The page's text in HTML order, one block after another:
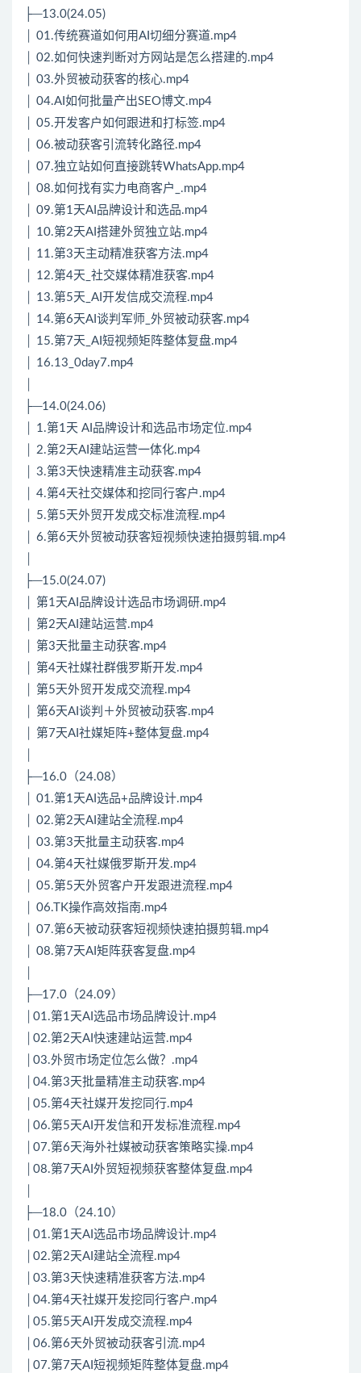
├─13.0(24.05)
│ 01.传统赛道如何用AI切细分赛道.mp4
│ 02.如何快速判断对方网站是怎么搭建的.mp4
│ 03.外贸被动获客的核心.mp4
│ 04.AI如何批量产出SEO博文.mp4
│ 05.开发客户如何跟进和打标签.mp4
│ 06.被动获客引流转化路径.mp4
│ 07.独立站如何直接跳转WhatsApp.mp4
│ 08.如何找有实力电商客户_.mp4
│ 09.第1天AI品牌设计和选品.mp4
│ 10.第2天AI搭建外贸独立站.mp4
│ 11.第3天主动精准获客方法.mp4
│ 12.第4天_社交媒体精准获客.mp4
│ 13.第5天_AI开发信成交流程.mp4
│ 14.第6天AI谈判军师_外贸被动获客.mp4
│ 15.第7天_AI短视频矩阵整体复盘.mp4
│ 16.13_0day7.mp4
├─14.0(24.06)
│ 1.第1天 AI品牌设计和选品市场定位.mp4
│ 2.第2天AI建站运营一体化.mp4
│ 3.第3天快速精准主动获客.mp4
│ 4.第4天社交媒体和挖同行客户.mp4
│ 5.第5天外贸开发成交标准流程.mp4
│ 6.第6天外贸被动获客短视频快速拍摄剪辑.mp4
├─15.0(24.07)
│ 第1天AI品牌设计选品市场调研.mp4
│ 第2天AI建站运营.mp4
│ 第3天批量主动获客.mp4
│ 第4天社媒社群俄罗斯开发.mp4
│ 第5天外贸开发成交流程.mp4
│ 第6天AI谈判＋外贸被动获客.mp4
│ 第7天AI社媒矩阵+整体复盘.mp4
├─16.0（24.08）
│ 01.第1天AI选品+品牌设计.mp4
│ 02.第2天AI建站全流程.mp4
│ 03.第3天批量主动获客.mp4
│ 04.第4天社媒俄罗斯开发.mp4
│ 05.第5天外贸客户开发跟进流程.mp4
│ 06.TK操作高效指南.mp4
│ 07.第6天被动获客短视频快速拍摄剪辑.mp4
│ 08.第7天AI矩阵获客复盘.mp4
├─17.0（24.09）
│01.第1天AI选品市场品牌设计.mp4
│02.第2天AI快速建站运营.mp4
│03.外贸市场定位怎么做？.mp4
│04.第3天批量精准主动获客.mp4
│05.第4天社媒开发挖同行.mp4
│06.第5天AI开发信和开发标准流程.mp4
│07.第6天海外社媒被动获客策略实操.mp4
│08.第7天AI外贸短视频获客整体复盘.mp4
├─18.0（24.10）
│01.第1天AI选品市场品牌设计.mp4
│02.第2天AI建站全流程.mp4
│03.第3天快速精准获客方法.mp4
│04.第4天社媒开发挖同行客户.mp4
│05.第5天AI开发成交流程.mp4
│06.第6天外贸被动获客引流.mp4
│07.第7天AI短视频矩阵整体复盘.mp4